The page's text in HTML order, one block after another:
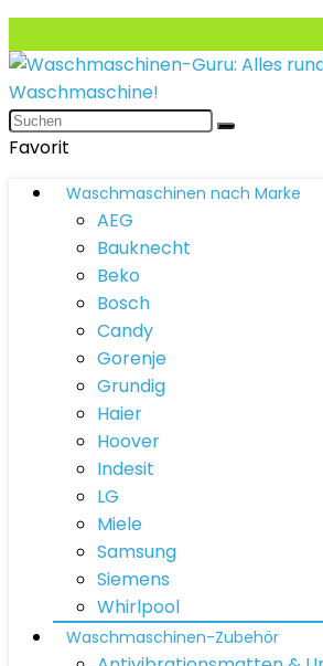
Favorit
Waschmaschinen nach Marke
AEG
Bauknecht
Beko
Bosch
Candy
Gorenje
Grundig
Haier
Hoover
Indesit
LG
Miele
Samsung
Siemens
Whirlpool
Waschmaschinen-Zubehör